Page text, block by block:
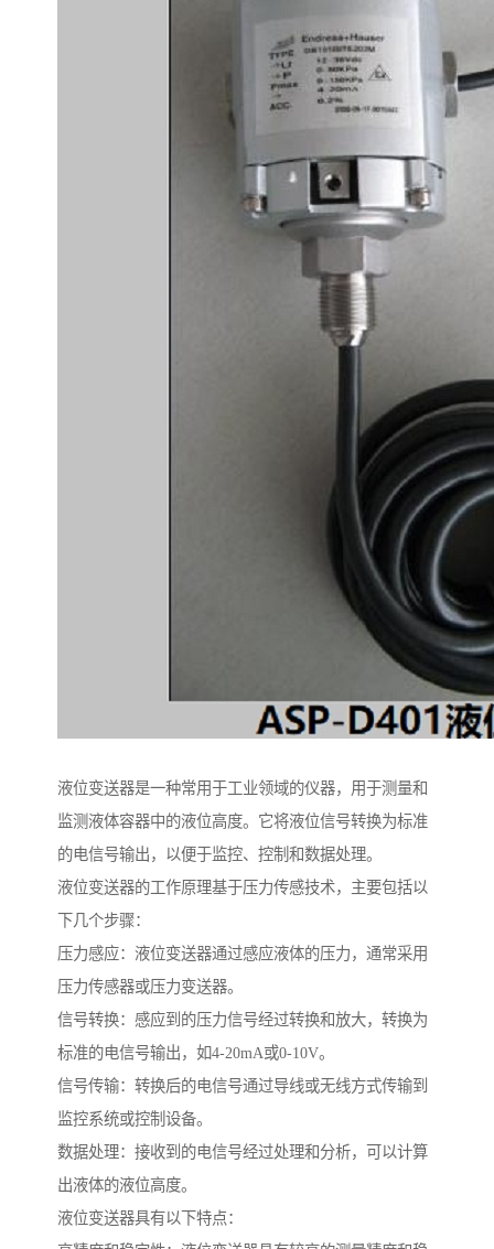
液位变送器是一种常用于工业领域的仪器，用于测量和
监测液体容器中的液位高度。它将液位信号转换为标准
的电信号输出，以便于监控、控制和数据处理。
液位变送器的工作原理基于压力传感技术，主要包括以
下几个步骤：
压力感应：液位变送器通过感应液体的压力，通常采用
压力传感器或压力变送器。
信号转换：感应到的压力信号经过转换和放大，转换为
标准的电信号输出，如4-20mA或0-10V。
信号传输：转换后的电信号通过导线或无线方式传输到
监控系统或控制设备。
数据处理：接收到的电信号经过处理和分析，可以计算
出液体的液位高度。
液位变送器具有以下特点：